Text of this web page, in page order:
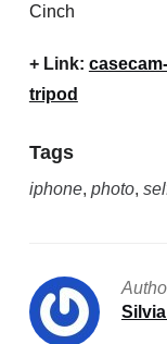
+ Link:
tripod
Tags
iphone, photo,